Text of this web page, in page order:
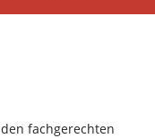
fachgerechten